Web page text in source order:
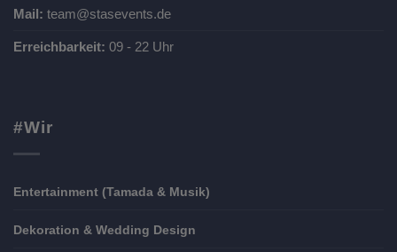
Mail: team@stasevents.de
Erreichbarkeit: 09 - 22 Uhr
#Wir
Entertainment (Tamada & Musik)
Dekoration & Wedding Design